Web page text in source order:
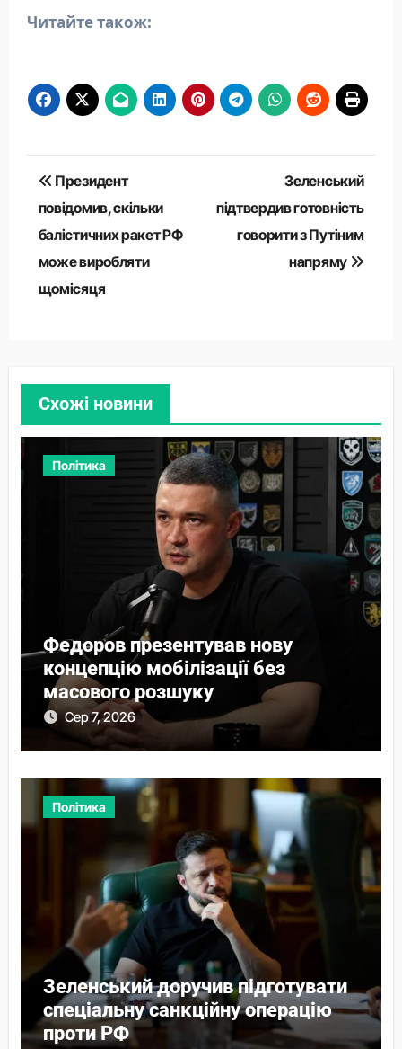
Читайте також:
Навігація
записів
Президент
повідомив, скільки
балістичних ракет РФ
може виробляти
щомісяця
Зеленський
підтвердив готовність
говорити з Путіним
напряму
Схожі новини
Політика
Федоров презентував нову
концепцію мобілізації без
масового розшуку
Сер 7, 2026
Політика
Зеленський доручив підготувати
спеціальну санкційну операцію
проти РФ